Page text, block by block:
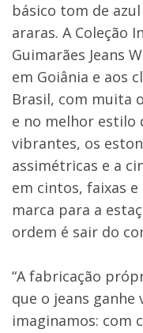
básico tom de
araras. A Coleção
Guimarães Jeans
em Goiânia e aos
Brasil, com muita
e no melhor estilo
vibrantes, os
assimétricas e a
em cintos, faixas
marca para a
ordem é sair do
“A fabricação
que o jeans
imaginamos: com